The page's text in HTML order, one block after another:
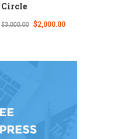
Circle
$3,000.00 $2,000.00